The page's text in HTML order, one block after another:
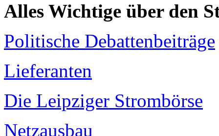
Alles Wichtige über den
Politische Debattenbeiträge
Lieferanten
Die Leipziger Strombörse
Netzausbau